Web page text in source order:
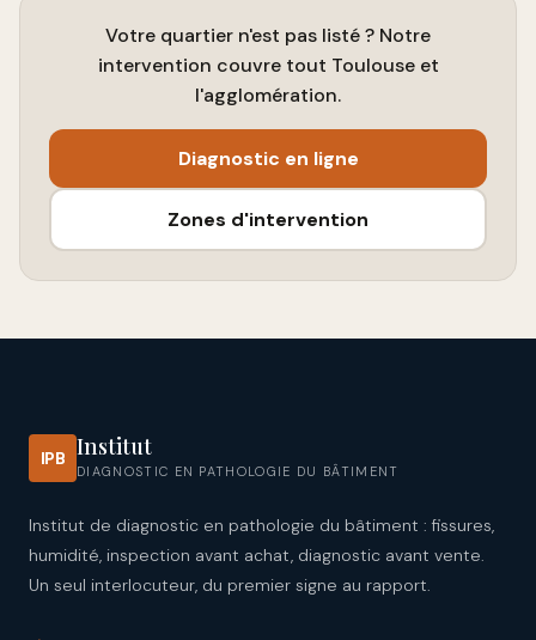
Votre quartier n'est pas listé ? Notre
intervention couvre tout Toulouse et
l'agglomération.
Diagnostic en ligne
Zones d'intervention
IPB Institut
DIAGNOSTIC EN PATHOLOGIE DU BÂTIMENT
Institut de diagnostic en pathologie du bâtiment : fissures,
humidité, inspection avant achat, diagnostic avant vente.
Un seul interlocuteur, du premier signe au rapport.